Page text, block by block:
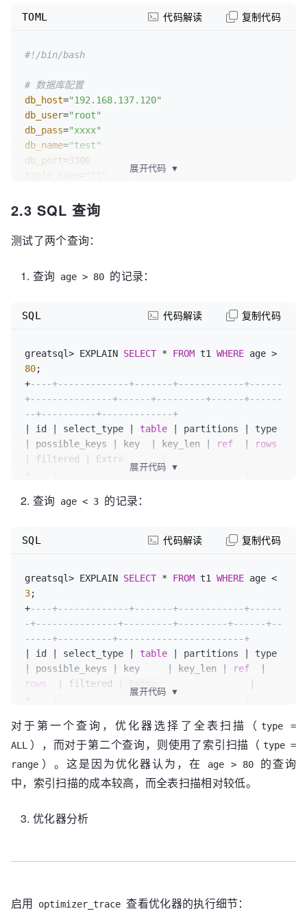
#!/bin/bash
# 数据库配置
db_host="192.168.137.120"
db_user="root"
db_pass="xxxx"
db_name="test"
db_port=3306
table_name
my_conn
"greatsql -h$db_host -P$db_port -
u$db_user -p$db_pass -D$db_name"
    $my_conn -e "
        id INT primary key,
        email VARCHAR(255),
        address VARCHAR(255),
        created_at DATETIME,
        updated_at DATETIME,
                key idx_age(age)
;"
}
values
=""
        values+="($i, 'name $i', $((RANDOM %
        if (( i %
1000 == )); then
# 执行插入
            $my_conn -e "INSERT INTO
${table_name} (id, name, age, email, address,
created_at, updated_at) VALUES $values;"
values =""
# 重置values
        fi
    done
# 主执行函数
main() {
    echo "开始创建表..."
TOML 代码解读 复制代码
展开代码 ▼
2.3 SQL 查询
测试了两个查询：
查询 age > 80 的记录：
greatsql> EXPLAIN SELECT * FROM t1 WHERE age >
80
+----+-------------+-------+------------+------
+---------------+------+---------+------+------
--+----------+-------------+
|
id | select_type | table | partitions |
|
possible_keys | key | key_len | ref |
rows
filtered Extra
----+-------------+-------+------------+------
--+----------+-------------+
| idx_age | NULL NULL |
+---------------+------+---------+------+------
--+----------+-------------+
SQL 代码解读 复制代码
展开代码 ▼
查询 age < 3 的记录：
greatsql> EXPLAIN SELECT * FROM t1 WHERE age <
3
+----+-------------+-------+------------+------
-+---------------+---------+---------+------+--
-----+----------+-----------------------+
|
id | select_type | table | partitions |
|
possible_keys | key | key_len | ref
|
rows
filtered
----+-------------+-------+------------+------
-----+----------+-----------------------+
1 | SIMPLE | t1 | NULL |
range
idx_age | idx_age | NULL
|
+
----+-------------+-------+------------+------
-----+----------+-----------------------+
SQL 代码解读 复制代码
展开代码 ▼
对于第一个查询，优化器选择了全表扫描（ type =
ALL
），而对于第二个查询，则使用了索引扫描（ type =
range ）。这是因为优化器认为，在 age > 80
的查询
中，索引扫描的成本较高，而全表扫描相对较低。
优化器分析
启用 optimizer_trace 查看优化器的执行细节：